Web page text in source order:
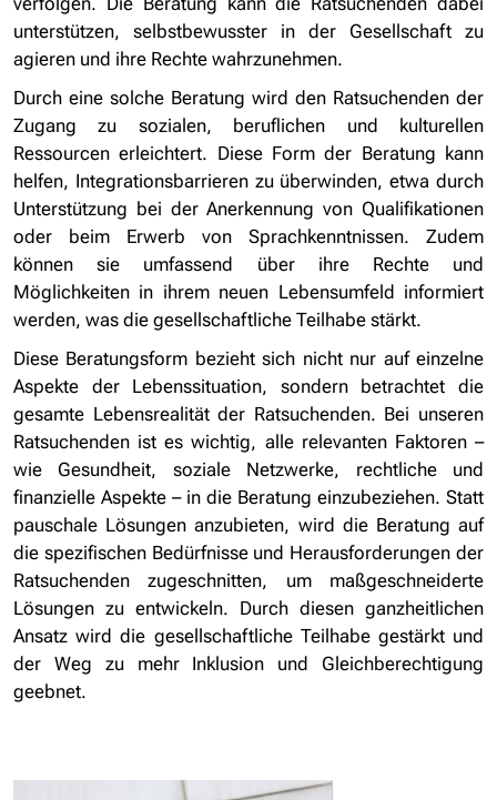
unterstützen, selbstbewusster in der Gesellschaft zu
agieren und ihre Rechte wahrzunehmen.
Durch eine solche Beratung wird den Ratsuchenden der
Zugang zu sozialen, beruflichen und kulturellen
Ressourcen erleichtert. Diese Form der Beratung kann
helfen, Integrationsbarrieren zu überwinden, etwa durch
Unterstützung bei der Anerkennung von Qualifikationen
oder beim Erwerb von Sprachkenntnissen. Zudem
können sie umfassend über ihre Rechte und
Möglichkeiten in ihrem neuen Lebensumfeld informiert
werden, was die gesellschaftliche Teilhabe stärkt.
Diese Beratungsform bezieht sich nicht nur auf einzelne
Aspekte der Lebenssituation, sondern betrachtet die
gesamte Lebensrealität der Ratsuchenden. Bei unseren
Ratsuchenden ist es wichtig, alle relevanten Faktoren –
wie Gesundheit, soziale Netzwerke, rechtliche und
finanzielle Aspekte – in die Beratung einzubeziehen. Statt
pauschale Lösungen anzubieten, wird die Beratung auf
die spezifischen Bedürfnisse und Herausforderungen der
Ratsuchenden zugeschnitten, um maßgeschneiderte
Lösungen zu entwickeln. Durch diesen ganzheitlichen
Ansatz wird die gesellschaftliche Teilhabe gestärkt und
der Weg zu mehr Inklusion und Gleichberechtigung
geebnet.